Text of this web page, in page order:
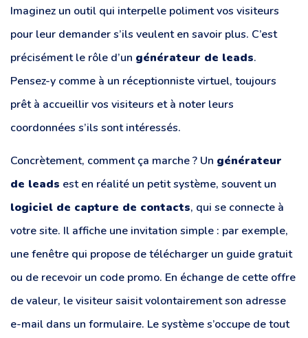
Imaginez un outil qui interpelle poliment vos visiteurs
pour leur demander s’ils veulent en savoir plus. C’est
précisément le rôle d’un générateur de leads.
Pensez-y comme à un réceptionniste virtuel, toujours
prêt à accueillir vos visiteurs et à noter leurs
coordonnées s’ils sont intéressés.
Concrètement, comment ça marche ? Un générateur
de leads est en réalité un petit système, souvent un
logiciel de capture de contacts, qui se connecte à
votre site. Il affiche une invitation simple : par exemple,
une fenêtre qui propose de télécharger un guide gratuit
ou de recevoir un code promo. En échange de cette offre
de valeur, le visiteur saisit volontairement son adresse
e-mail dans un formulaire. Le système s’occupe de tout